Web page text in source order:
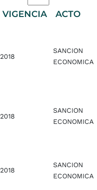
VIGENCIA ACTO
2018
SANCION
ECONOMICA
2018
SANCION
ECONOMICA
2018
SANCION
ECONOMICA